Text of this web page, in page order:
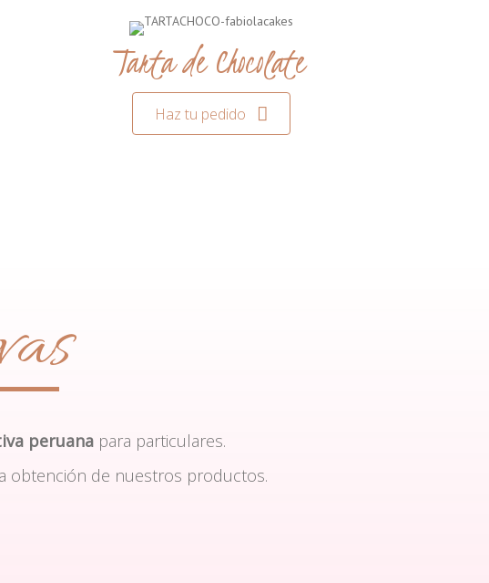
Tarta de Chocolate
Haz tu pedido
peruana para particulares.
obtención de nuestros productos.